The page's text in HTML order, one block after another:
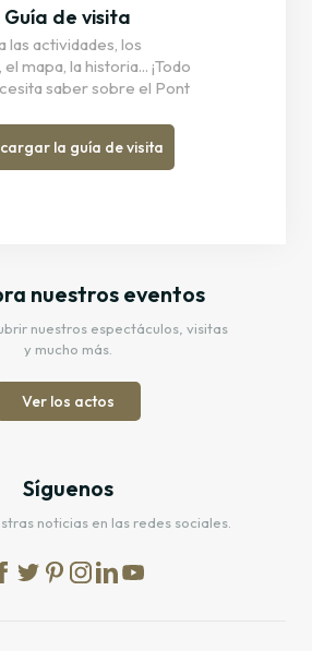
Guía de visita
las actividades, los
mapa, la historia... ¡Todo
saber sobre el Pont
la guía de visita
nuestros eventos
nuestros espectáculos, visitas
y mucho más.
Ver los actos
Síguenos
noticias en las redes sociales.